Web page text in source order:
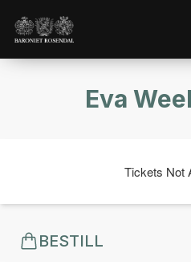
Eva
Tickets Not
BESTILL